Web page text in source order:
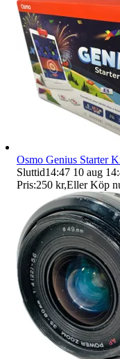
Osmo Genius Starter
Sluttid14:47 10 aug
Pris:250 kr,Eller Köp